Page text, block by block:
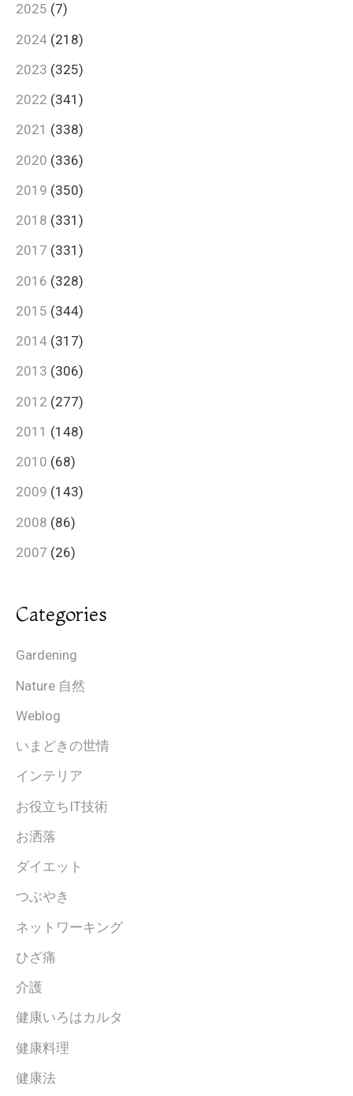
2025 (7)
2024 (218)
2023 (325)
2022 (341)
2021 (338)
2020 (336)
2019 (350)
2018 (331)
2017 (331)
2016 (328)
2015 (344)
2014 (317)
2013 (306)
2012 (277)
2011 (148)
2010 (68)
2009 (143)
2008 (86)
2007 (26)
Categories
Gardening
Nature 自然
Weblog
いまどきの世情
インテリア
お役立ちIT技術
お洒落
ダイエット
つぶやき
ネットワーキング
ひざ痛
介護
健康いろはカルタ
健康料理
健康法